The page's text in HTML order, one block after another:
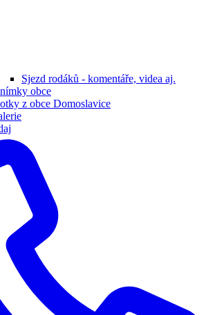
Sjezd rodáků - komentáře, videa aj.
obce
z obce Domoslavice